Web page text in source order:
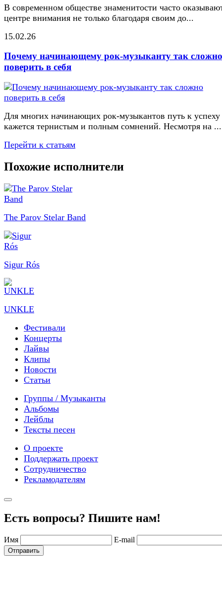
В современном обществе знаменитости часто
центре внимания не только благодаря своим до...
15.02.26
Почему начинающему рок-музыканту так сложно
поверить в себя
Для многих начинающих рок-музыкантов путь к успеху
кажется тернистым и полным сомнений. Несмотря на ...
Перейти к статьям
Похожие исполнители
The Parov Stelar Band
Sigur Rós
UNKLE
Фестивали
Концерты
Лайвы
Клипы
Новости
Статьи
Группы / Музыканты
Альбомы
Лейблы
Тексты песен
О проекте
Поддержать проект
Сотрудничество
Рекламодателям
Есть вопросы? Пишите нам!
Имя E-mail